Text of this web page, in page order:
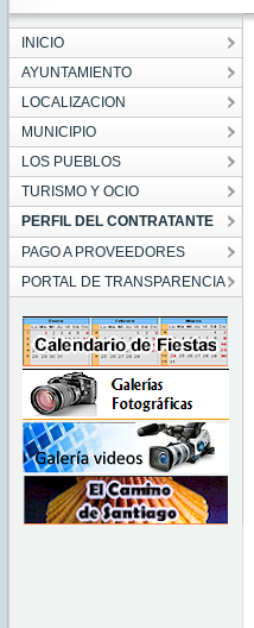
INICIO
AYUNTAMIENTO
LOCALIZACION
MUNICIPIO
LOS PUEBLOS
TURISMO Y OCIO
PERFIL DEL CONTRATANTE
PAGO A PROVEEDORES
PORTAL DE TRANSPARENCIA